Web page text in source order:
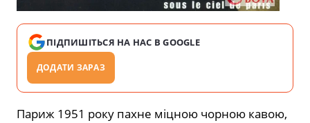
ПІДПИШІТЬСЯ НА НАС В GOOGLE
ДОДАТИ ЗАРАЗ
Париж 1951 року пахне міцною чорною кавою,